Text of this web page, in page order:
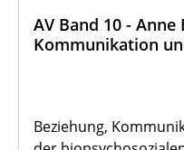
AV Band 10 -
Kommunikation
Beziehung,